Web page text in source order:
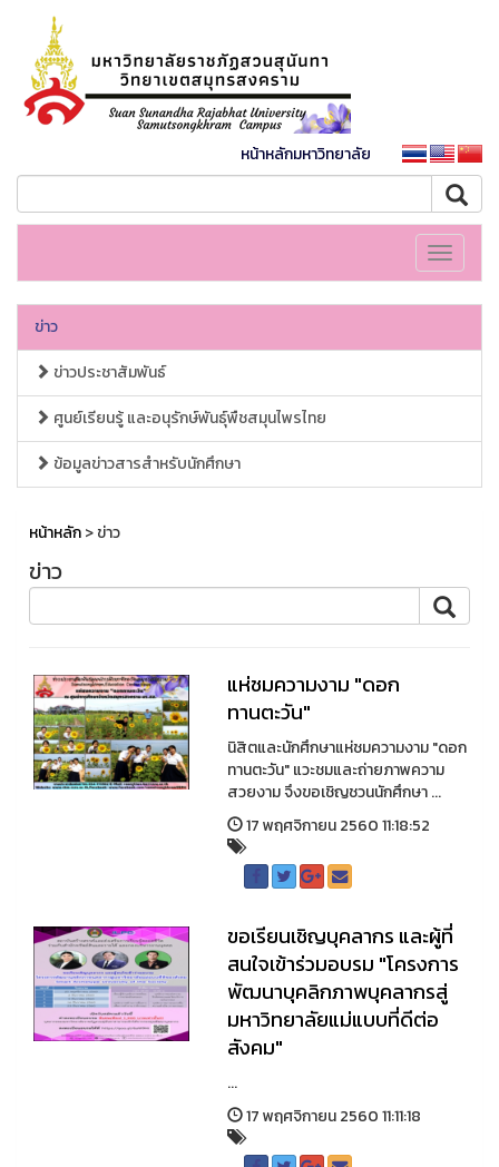
หน้าหลักมหาวิทยาลัย
Toggle
ข่าว
ข่าวประชาสัมพันธ์
ศูนย์เรียนรู้ และอนุรักษ์พันธุ์พืชสมุนไพรไทย
ข้อมูลข่าวสารสำหรับนักศึกษา
หน้าหลัก> ข่าว
ข่าว
แห่ชมความงาม "ดอก
ทานตะวัน"
นิสิตและนักศึกษาแห่ชมความงาม "ดอก
ทานตะวัน" แวะชมและถ่ายภาพความ
สวยงาม จึงขอเชิญชวนนักศึกษา ...
17 พฤศจิกายน 2560 11:18:52
ขอเรียนเชิญบุคลากร และผู้ที่
สนใจเข้าร่วมอบรม "โครงการ
พัฒนาบุคลิกภาพบุคลากรสู่
มหาวิทยาลัยแม่แบบที่ดีต่อ
สังคม"
...
17 พฤศจิกายน 2560 11:11:18